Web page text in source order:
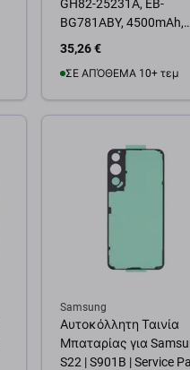
GH82-25231A, EB-
BG781ABY, 4500mAh,
Service Pack
35,26 €
ΣΕ ΑΠΌΘΕΜΑ 10+ τεμ
Samsung
Αυτοκόλλητη Ταινία
Μπαταρίας για
S22 | S901B | Service